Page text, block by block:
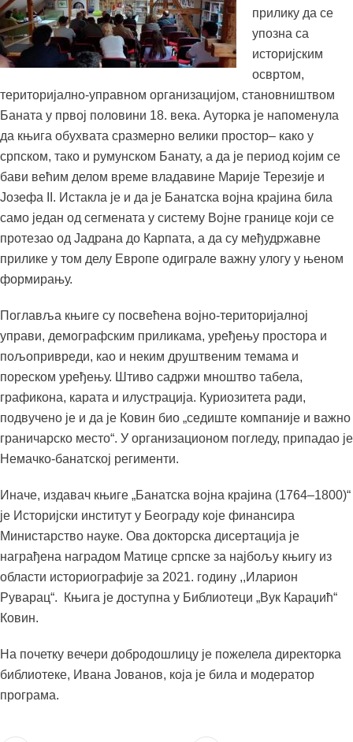
прилику да се
упозна са
историјским
освртом,
територијално-управном организацијом, становништвом
Баната у првој половини 18. века. Ауторка је напоменула
да књига обухвата сразмерно велики простор– како у
српском, тако и румунском Банату, а да је период којим се
бави већим делом време владавине Марије Терезије и
Јозефа II. Истакла је и да је Банатска војна крајина била
само један од сегмената у систему Војне границе који се
протезао од Јадрана до Карпата, а да су међудржавне
прилике у том делу Европе одиграле важну улогу у њеном
формирању.
Поглавља књиге су посвећена војно-територијалној
управи, демографским приликама, уређењу простора и
пољопривреди, као и неким друштвеним темама и
пореском уређењу. Штиво садржи мноштво табела,
графикона, карата и илустрација. Куриозитета ради,
подвучено је и да је Ковин био „седиште компаније и важно
граничарско место“. У организационом погледу, припадао је
Немачко-банатској регименти.
Иначе, издавач књиге „Банатска војна крајина (1764–1800)“
је Историјски институт у Београду које финансира
Министарство науке. Ова докторска дисертација је
награђена наградом Матице српске за најбољу књигу из
области историографије за 2021. годину ,,Иларион
Руварац“. Књига је доступна у Библиотеци „Вук Караџић“
Ковин.
На почетку вечери добродошлицу је пожелела директорка
библиотеке, Ивана Јованов, која је била и модератор
програма.